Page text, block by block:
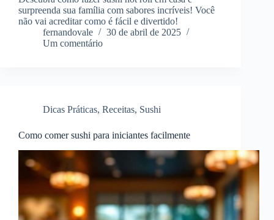
surpreenda sua família com sabores incríveis! Você
não vai acreditar como é fácil e divertido!
fernandovale
30 de abril de 2025
Um comentário
Dicas Práticas, Receitas, Sushi
Como comer sushi para iniciantes facilmente